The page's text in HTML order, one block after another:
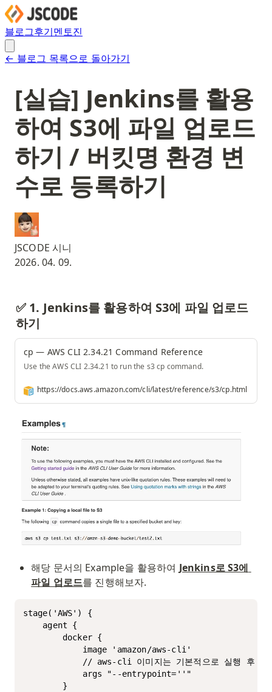
블로그후기멘토진
← 블로그 목록으로 돌아가기
[실습] Jenkins를 활용
하여 S3에 파일 업로드
하기 / 버킷명 환경 변
수로 등록하기
JSCODE 시니
2026. 04. 09.
✅ 1. Jenkins를 활용하여 S3에 파일 업로드
하기
cp — AWS CLI 2.34.21 Command Reference
Use the AWS CLI 2.34.21 to run the s3 cp command.
https://docs.aws.amazon.com/cli/latest/reference/s3/cp.html
해당 문서의 Example을 활용하여 Jenkins로 S3에
파일 업로드를 진행해보자.
stage('AWS') {
    agent {
        docker {
            image 'amazon/aws-cli'
// aws-cli 이미지는 기본적으로 실행 후 바
            args "--entrypoint=''"
        }